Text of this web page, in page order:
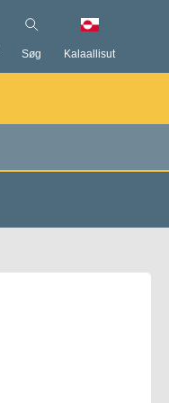
Søg Kalaallisut